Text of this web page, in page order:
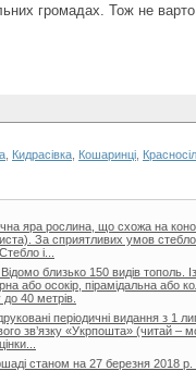
громадах. Тож не
Кидрасівка Кошаринці
яра рослина, що схожа на
За сприятливих умов
і...
близько 150 видів тополь.
або осокір, пірамідальна
40 метрів.
періодичні видання з 1
зв’язку «Укрпошта» (читай –
станом на 27 березня 2018 р.